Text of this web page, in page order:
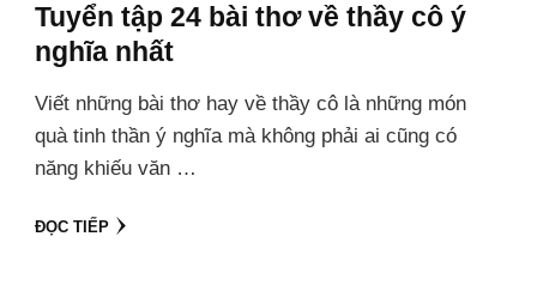
Tuyển tập 24 bài thơ về thầy cô ý
nghĩa nhất
Viết những bài thơ hay về thầy cô là những món
quà tinh thần ý nghĩa mà không phải ai cũng có
năng khiếu văn …
ĐỌC TIẾP